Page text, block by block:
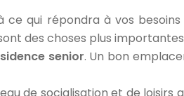
qui répondra à vos
des choses plus
senior. Un bon